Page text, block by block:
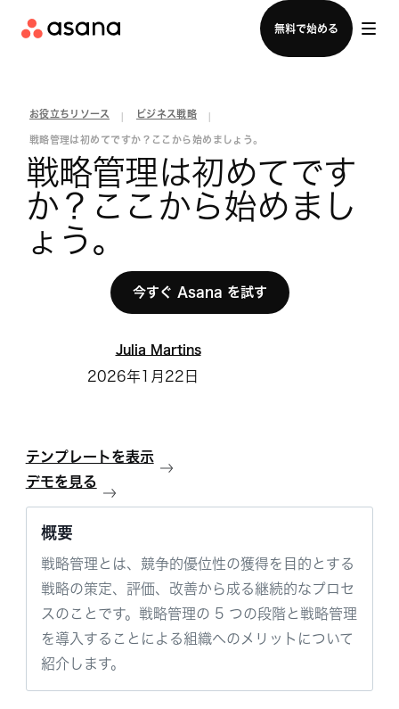
無料で始める
セールスチームに問い合わせる
お役立ちリソース ビジネス戦略
戦略管理は初めてですか？ここから始めましょう。
戦略管理は初めてです
か？ここから始めまし
ょう。
今すぐ Asana を試す
Julia Martins
2026年1月22日
テンプレートを表示
デモを見る
概要
戦略管理とは、競争的優位性の獲得を目的とする
戦略の策定、評価、改善から成る継続的なプロセ
スのことです。戦略管理の 5 つの段階と戦略管理
を導入することによる組織へのメリットについて
紹介します。